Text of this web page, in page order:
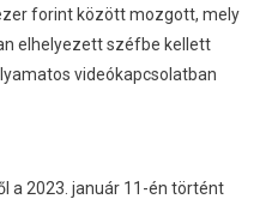
forint között mozgott, mely
elhelyezett széfbe kellett
videókapcsolatban
a 2023. január 11-én történt